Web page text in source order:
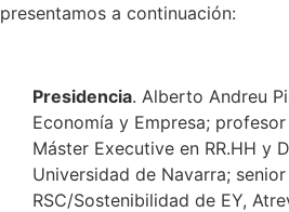
presentamos a continuación:
Presidencia. Alberto Andreu
Economía y Empresa;
Máster Executive en RR.HH y
Universidad de Navarra;
RSC/Sostenibilidad de EY,